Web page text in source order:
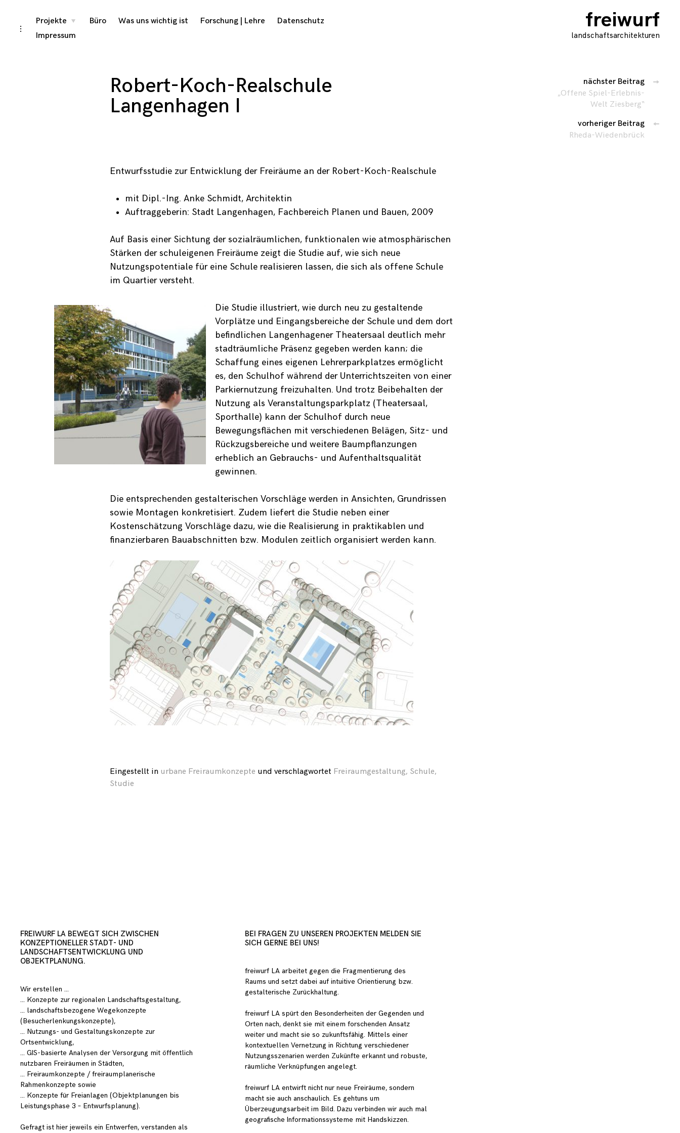
to
freiwurf
landschaftsarchitekturen
toggle
open/close
Projekte
toggle
Büro Was uns wichtig ist Forschung | Lehre
Datenschutz
Impressum
Robert-Koch-Realschule
Langenhagen I
Entwurfsstudie zur Entwicklung der Freiräume an der Robert-Koch-Realschule
mit Dipl.-Ing. Anke Schmidt, Architektin
Auftraggeberin: Stadt Langenhagen, Fachbereich Planen und Bauen, 2009
Auf Basis einer Sichtung der sozialräumlichen, funktionalen wie atmosphärischen
Stärken der schuleigenen Freiräume zeigt die Studie auf, wie sich neue
Nutzungspotentiale für eine Schule realisieren lassen, die sich als offene Schule
im Quartier versteht.
Die Studie illustriert, wie durch neu zu gestaltende
Vorplätze und Eingangsbereiche der Schule und dem dort
befindlichen Langenhagener Theatersaal deutlich mehr
stadträumliche Präsenz gegeben werden kann; die
Schaffung eines eigenen Lehrerparkplatzes ermöglicht
es, den Schulhof während der Unterrichtszeiten von einer
Parkiernutzung freizuhalten. Und trotz Beibehalten der
Nutzung als Veranstaltungsparkplatz (Theatersaal,
Sporthalle) kann der Schulhof durch neue
Bewegungsflächen mit verschiedenen Belägen, Sitz- und
Rückzugsbereiche und weitere Baumpflanzungen
erheblich an Gebrauchs- und Aufenthaltsqualität
gewinnen.
Die entsprechenden gestalterischen Vorschläge werden in Ansichten, Grundrissen
sowie Montagen konkretisiert. Zudem liefert die Studie neben einer
Kostenschätzung Vorschläge dazu, wie die Realisierung in praktikablen und
finanzierbaren Bauabschnitten bzw. Modulen zeitlich organisiert werden kann.
Eingestellt in urbane Freiraumkonzepte und verschlagwortet Freiraumgestaltung, Schule,
Studie
nächster Beitrag
„Offene Spiel-Erlebnis-
Welt Ziesberg“
vorheriger Beitrag
Rheda-Wiedenbrück
FREIWURF LA BEWEGT SICH ZWISCHEN
KONZEPTIONELLER STADT- UND
LANDSCHAFTSENTWICKLUNG UND
OBJEKTPLANUNG.
Wir erstellen …
… Konzepte zur regionalen Landschaftsgestaltung,
… landschaftsbezogene Wegekonzepte
(Besucherlenkungskonzepte),
… Nutzungs- und Gestaltungskonzepte zur
Ortsentwicklung,
… GIS-basierte Analysen der Versorgung mit öffentlich
nutzbaren Freiräumen in Städten,
… Freiraumkonzepte / freiraumplanerische
Rahmenkonzepte sowie
… Konzepte für Freianlagen (Objektplanungen bis
Leistungsphase 3 – Entwurfsplanung).
Gefragt ist hier jeweils ein Entwerfen, verstanden als
BEI FRAGEN ZU UNSEREN PROJEKTEN MELDEN SIE
SICH GERNE BEI UNS!
freiwurf LA arbeitet gegen die Fragmentierung des
Raums und setzt dabei auf intuitive Orientierung bzw.
gestalterische Zurückhaltung.
freiwurf LA spürt den Besonderheiten der Gegenden und
Orten nach, denkt sie mit einem forschenden Ansatz
weiter und macht sie so zukunftsfähig. Mittels einer
kontextuellen Vernetzung in Richtung verschiedener
Nutzungsszenarien werden Zukünfte erkannt und robuste,
räumliche Verknüpfungen angelegt.
freiwurf LA entwirft nicht nur neue Freiräume, sondern
macht sie auch anschaulich. Es gehtuns um
Überzeugungsarbeit im Bild. Dazu verbinden wir auch mal
geografische Informationssysteme mit Handskizzen.
×
Notwendig
sind
notwendig,
damit die
Seite
funktioniert
Statistik
Diese Cookies
helfen uns, den
Traffic auf der
Seite zu
entsprechende
Verbesserungen
vornehmen zu
können.
Experience
funktioniert
und
ansprechend
aussieht
diese Cookies.
diese Cookies
ausschließen,
kann die
Funktionalität
der Seite
eingeschränkt
sein oder
bestimmte
Inhalte
können nicht
korrekt
angezeigt
werden.
Marketing
By sharing
you visit our